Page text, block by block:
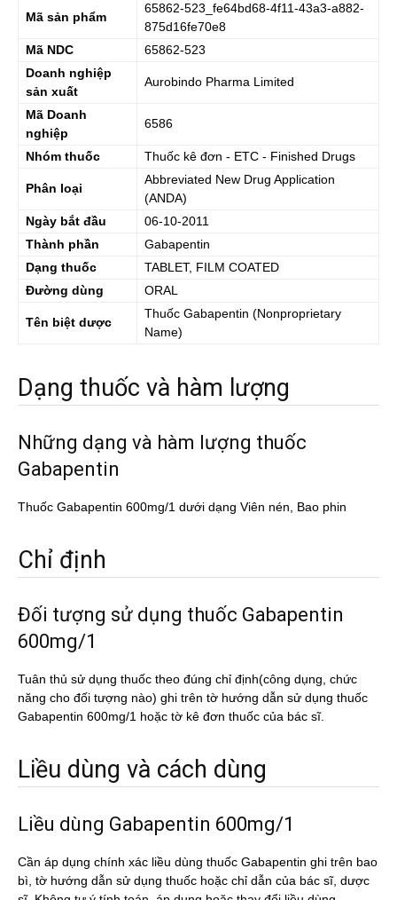
Mã sản phẩm
65862-523_fe64bd68-4f11-43a3-a882-
875d16fe70e8
Mã NDC
65862-523
Doanh nghiệp
sản xuất
Aurobindo Pharma Limited
Mã Doanh
nghiệp
6586
Nhóm thuốc Thuốc kê đơn - ETC - Finished Drugs
Phân loại
Abbreviated New Drug Application
(ANDA)
Ngày bắt đầu
06-10-2011
Thành phần
Gabapentin
Dạng thuốc
TABLET, FILM COATED
Đường dùng
ORAL
Tên biệt dược
Thuốc Gabapentin (Nonproprietary
Name)
Dạng thuốc và hàm lượng
Những dạng và hàm lượng thuốc
Gabapentin
Thuốc Gabapentin 600mg/1 dưới dạng Viên nén, Bao phin
Chỉ định
Đối tượng sử dụng thuốc Gabapentin
600mg/1
Tuân thủ sử dụng thuốc theo đúng chỉ định(công dụng, chức
năng cho đối tượng nào) ghi trên tờ hướng dẫn sử dụng thuốc
Gabapentin 600mg/1 hoặc tờ kê đơn thuốc của bác sĩ.
Liều dùng và cách dùng
Liều dùng Gabapentin 600mg/1
Cần áp dụng chính xác liều dùng thuốc Gabapentin ghi trên bao
bì, tờ hướng dẫn sử dụng thuốc hoặc chỉ dẫn của bác sĩ, dược